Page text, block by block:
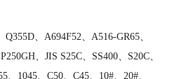
、A694F52、A516-GR65、
、JIS S25C、SS400、S20C、
、1045、C50、C45、10#、20#、